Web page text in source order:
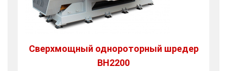
Сверхмощный однороторный шредер
BH2200